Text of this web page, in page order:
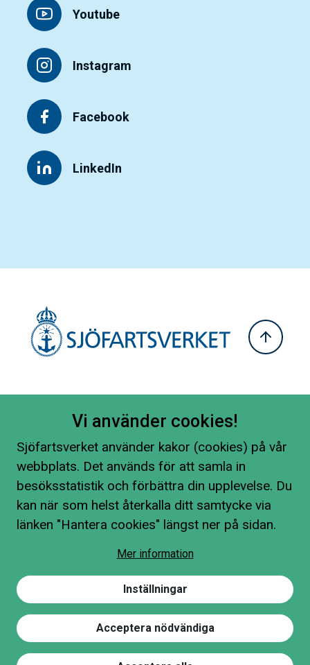
Youtube
Instagram
Facebook
LinkedIn
Vi använder cookies!
Sjöfartsverket använder kakor (cookies) på vår
webbplats. Det används för att samla in
besöksstatistik och förbättra din upplevelse. Du
kan när som helst återkalla ditt samtycke via
länken "Hantera cookies" längst ner på sidan.
Mer information
Inställningar
Acceptera nödvändiga